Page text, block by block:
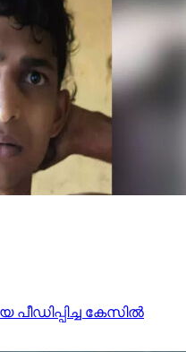
പീഡിപ്പിച്ച കേസില്‍